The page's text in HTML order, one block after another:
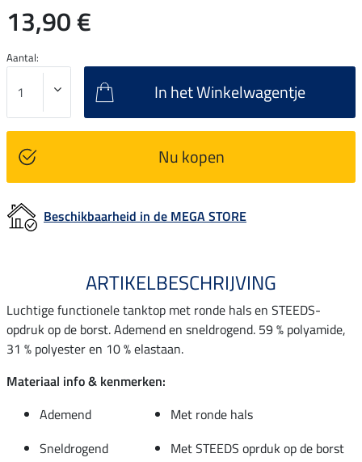
13,90 €
Aantal:
In het Winkelwagentje
Nu kopen
Beschikbaarheid in de MEGA STORE
ARTIKELBESCHRIJVING
Luchtige functionele tanktop met ronde hals en STEEDS-
opdruk op de borst. Ademend en sneldrogend. 59 % polyamide,
31 % polyester en 10 % elastaan.
Materiaal info & kenmerken:
Ademend
Met ronde hals
Sneldrogend
Met STEEDS oprduk op de borst